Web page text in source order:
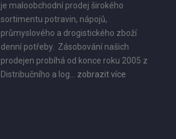
je maloobchodní prodej širokého
sortimentu potravin, nápojů,
průmyslového a drogistického zboží
denní potřeby. Zásobování našich
prodejen probíhá od konce roku 2005 z
Distribučního a log... zobrazit více